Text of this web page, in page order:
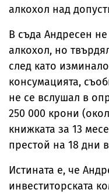
алкохол над
В съда Андресен
алкохол, но
след като
консумацията,
не се вслушал в
250 000 крони
книжката за 13
престой на 18 дни
Истината е, че
инвеститорската